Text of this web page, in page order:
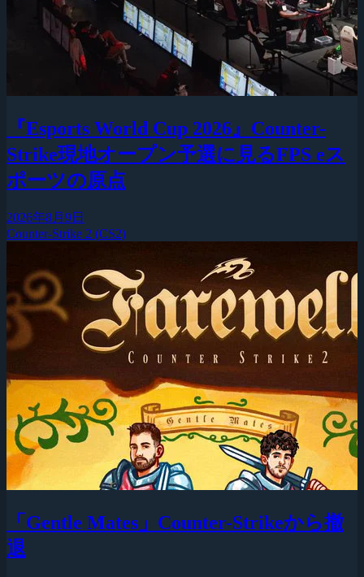
『Esports World Cup 2026』Counter-
Strike現地オープン予選に見るFPS eス
ポーツの原点
2026年8月9日
Counter-Strike 2 (CS2)
「Gentle Mates」Counter-Strikeから撤
退